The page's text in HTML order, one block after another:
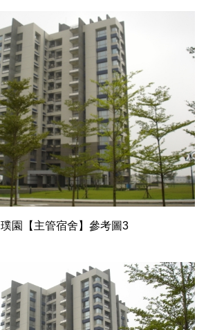
璞園【主管宿舍】參考圖3